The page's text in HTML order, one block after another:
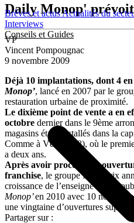
Brèves et actusActualités du
Interviews
Conseils et Guides
Daily Monop'
VP
Vincent Pompougnac
9 novembre 2009
Déjà 10 implantations, dont 4
Monop’, lancé en 2007 par le
restauration urbaine de proximité.
Le dixième point de vente a en
octobre dernier dans le 9ème
magasins étant installés dans la
Comme à Vélizy (78), où le
a deux ans.
Après avoir procédé à 5
franchise, le groupe Monoprix
croissance de l’enseigne et de
Monop’en 2010 avec 10
une vingtaine d’ouvertures
Partager sur :